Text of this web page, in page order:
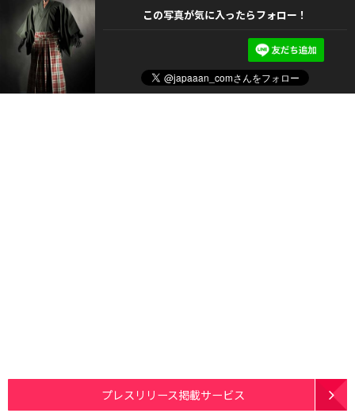
この写真が気に入ったらフォロー！
プレスリリース掲載サービス